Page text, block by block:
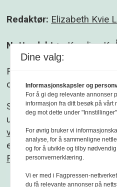
Redaktør: Elizabeth Kvie
Nettredaktør: Karoline K.
Følg gjerne Sikkerhet og
og
Linkedin.
Sikkerhet og beredskap
uavhengig fagblad som
varsom-plakatenog
er medlem av
Fagpressen
Dine valg:
Informasjonskapsler og
For å gi deg relevante annonser
informasjon fra ditt besøk på vårt
deg mot dette under
For øvrig bruker vi
analyse, for å sammenligne
og for å utvikle og tilby
personvernerklæring.
Vi er med i Fagpressen-
du få relevante annonser på